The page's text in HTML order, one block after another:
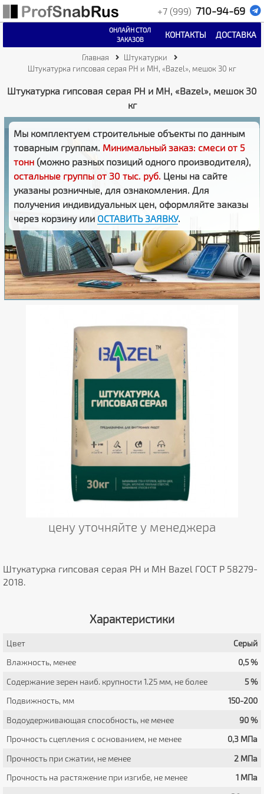
Главная
Штукатурки
Штукатурка гипсовая серая РН и МН, «Bazel», мешок 30 кг
Штукатурка гипсовая серая РН и МН, «Bazel», мешок 30
кг
Мы комплектуем строительные объекты по данным
товарным группам. Минимальный заказ: смеси от 5
тонн (можно разных позиций одного производителя),
остальные группы от 30 тыс. руб. Цены на сайте
указаны розничные, для ознакомления. Для
получения индивидуальных цен, оформляйте заказы
через корзину или ОСТАВИТЬ ЗАЯВКУ.
цену уточняйте у менеджера
Штукатурка гипсовая серая РН и МН Bazel ГОСТ Р 58279-
2018.
Характеристики
Цвет
Серый
Влажность, менее
0,5 %
Содержание зерен наиб. крупности 1.25 мм, не более
5 %
Подвижность, мм
150-200
Водоудерживающая способность, не менее
90 %
Прочность сцепления с основанием, не менее
0,3 МПа
Прочность при сжатии, не менее
2 МПа
Прочность на растяжение при изгибе, не менее
1 МПа
+7 (999) 710-94-69
ДОСТАВКА
КОНТАКТЫ
ОНЛАЙН СТОЛ
ЗАКАЗОВ